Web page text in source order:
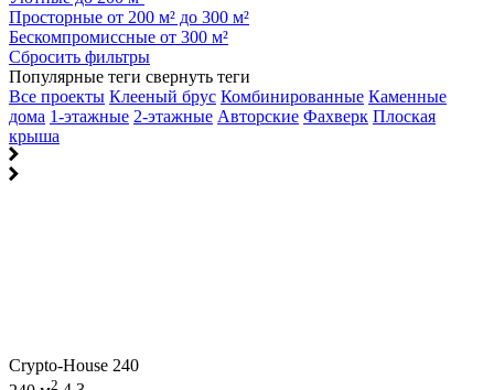
Просторные от 200 м² до 300 м²
Бескомпромиссные от 300 м²
Сбросить фильтры
Популярные теги свернуть теги
Все проекты Клееный брус Комбинированные Каменные
дома 1-этажные 2-этажные Авторские Фахверк Плоская
крыша
Crypto-House 240
2